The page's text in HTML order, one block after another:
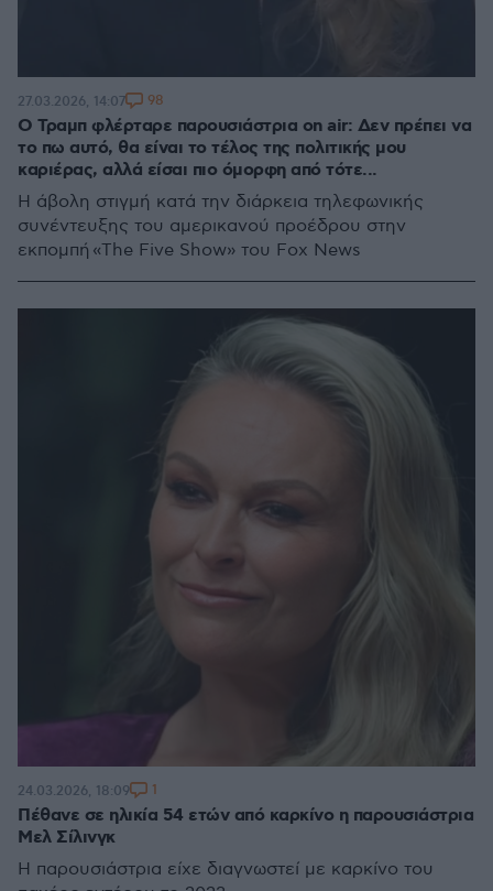
Ο Τραμπ φλέρταρε παρουσιάστρια on air: Δεν πρέπει να
το πω αυτό, θα είναι το τέλος της πολιτικής μου
καριέρας, αλλά είσαι πιο όμορφη από τότε...
Η άβολη στιγμή κατά την διάρκεια τηλεφωνικής
συνέντευξης του αμερικανού προέδρου στην
εκπομπή «The Five Show» του Fox News
27.03.2026, 14:07 98
Πέθανε σε ηλικία 54 ετών από καρκίνο η παρουσιάστρια
Μελ Σίλινγκ
Η παρουσιάστρια είχε διαγνωστεί με καρκίνο του
24.03.2026, 18:09 1